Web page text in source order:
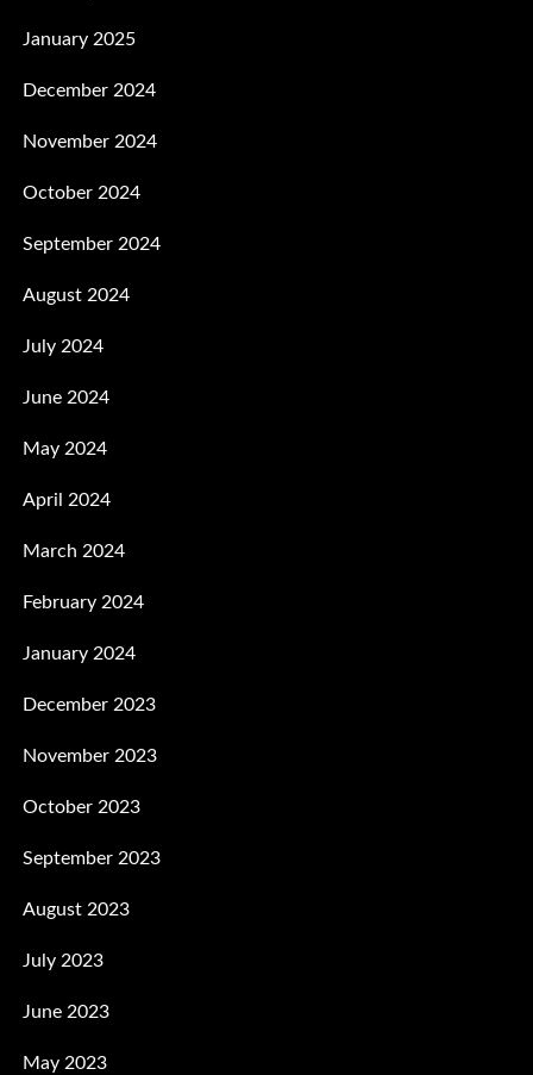
January 2025
December 2024
November 2024
October 2024
September 2024
August 2024
July 2024
June 2024
May 2024
April 2024
March 2024
February 2024
January 2024
December 2023
November 2023
October 2023
September 2023
August 2023
July 2023
June 2023
May 2023